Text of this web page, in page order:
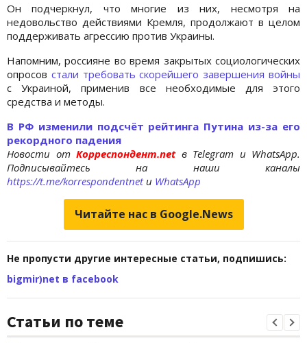
Он подчеркнул, что многие из них, несмотря на
недовольство действиями Кремля, продолжают в целом
поддерживать агрессию против Украины.
Напомним, россияне во время закрытых социологических
опросов стали требовать скорейшего завершения войны
с Украиной, применив все необходимые для этого
средства и методы.
В РФ изменили подсчёт рейтинга Путина из-за его
рекордного падения
Новости отКорреспондент.net в Telegram и WhatsApp.
Подписывайтесь на наши каналы
https://t.me/korrespondentnetи WhatsApp
Читайте нас в Google.News
Не пропусти другие интересные статьи, подпишись:
bigmir)net в facebook
Статьи по теме